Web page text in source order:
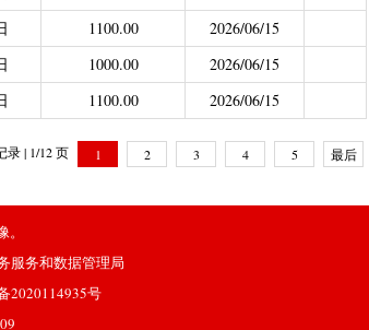
1100.00
2026/06/15
1000.00
2026/06/15
1100.00 2026/06/15
录 | 1/12 页 1 2 3 4 5
最后
务和数据管理局
2020114935号